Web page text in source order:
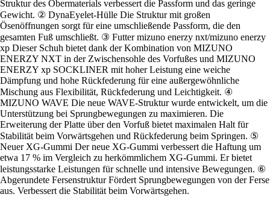
Struktur des Obermaterials verbessert die Passform und das geringe
Gewicht. ② DynaEyelet-Hülle Die Struktur mit großen
Ösenöffnungen sorgt für eine umschließende Passform, die den
gesamten Fuß umschließt. ③ Futter mizuno enerzy nxt/mizuno enerzy
xp Dieser Schuh bietet dank der Kombination von MIZUNO
ENERZY NXT in der Zwischensohle des Vorfußes und MIZUNO
ENERZY xp SOCKLINER mit hoher Leistung eine weiche
Dämpfung und hohe Rückfederung für eine außergewöhnliche
Mischung aus Flexibilität, Rückfederung und Leichtigkeit. ④
MIZUNO WAVE Die neue WAVE-Struktur wurde entwickelt, um die
Unterstützung bei Sprungbewegungen zu maximieren. Die
Erweiterung der Platte über den Vorfuß bietet maximalen Halt für
Stabilität beim Vorwärtsgehen und Rückfederung beim Springen. ⑤
Neuer XG-Gummi Der neue XG-Gummi verbessert die Haftung um
etwa 17 % im Vergleich zu herkömmlichem XG-Gummi. Er bietet
leistungsstarke Leistungen für schnelle und intensive Bewegungen. ⑥
Abgerundete Fersenstruktur Fördert Sprungbewegungen von der Ferse
aus. Verbessert die Stabilität beim Vorwärtsgehen.